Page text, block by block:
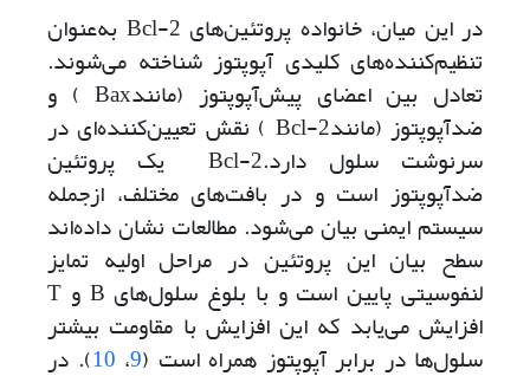
در این میان، خانواده پروتئین‌های Bcl-2 به‌عنوان
تنظیم‌کننده‌های کلیدی آپوپتوز شناخته می‌‌شوند.
تعادل بین اعضای پیش‌آپوپتوز (مانند‌Bax ) و
ضد‌آپوپتوز (مانندBcl-2 ) نقش تعیین‌کننده‌ای در
سرنوشت سلول دارد.Bcl-2 یک پروتئین
ضد‌آپوپتوز است و در بافت‌های مختلف، از‌جمله
سیستم ایمنی بیان می‌‌شود. مطالعات نشان داده‌اند
سطح بیان این پروتئین در مراحل اولیه تمایز
لنفوسیتی پایین است و با بلوغ سلول‌های B و T
افزایش می‌‌یابد که این افزایش با مقاومت بیشتر
سلول‌ها در برابر آپوپتوز همراه است (9، 10). در